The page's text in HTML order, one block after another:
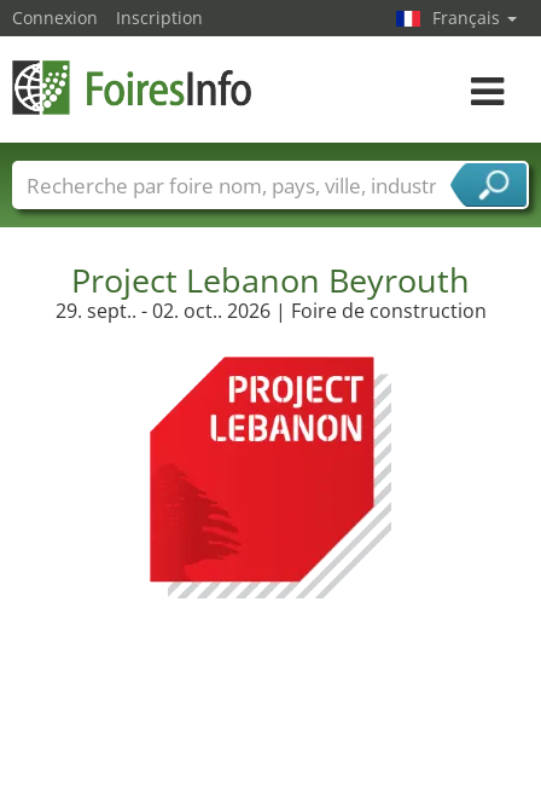
Project Lebanon Beyrouth
29. sept.. - 02. oct.. 2026 | Foire de construction
Connexion Inscription Français
Toggle
Foire noms Pays Villes
Secteurs de foire